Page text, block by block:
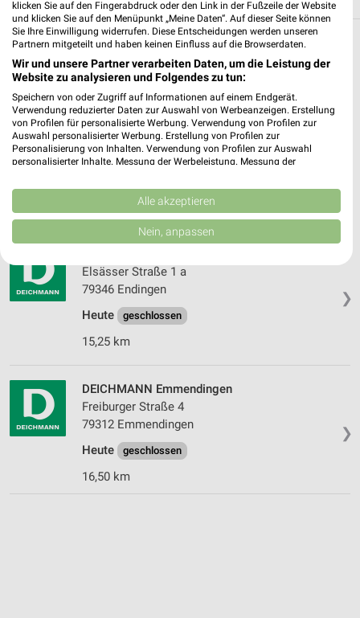
Filialen in der Umgebung
3 Filialen
DEICHMANN Lahr
Im Götzmann 8
77933 Lahr
❯
Elsässer Straße 1 a
79346 Endingen
Heute
geschlossen
15,25 km
❯
DEICHMANN Emmendingen
Freiburger Straße 4
79312 Emmendingen
Heute
geschlossen
16,50 km
klicken Sie auf den Fingerabdruck oder den Link in der Fußzeile der Website
und klicken Sie auf den Menüpunkt „Meine Daten“. Auf dieser Seite können
Sie Ihre Einwilligung widerrufen. Diese Entscheidungen werden unseren
Partnern mitgeteilt und haben keinen Einfluss auf die Browserdaten.
Wir und unsere Partner verarbeiten Daten, um die Leistung der
Website zu analysieren und Folgendes zu tun:
Speichern von oder Zugriff auf Informationen auf einem Endgerät.
Verwendung reduzierter Daten zur Auswahl von Werbeanzeigen. Erstellung
von Profilen für personalisierte Werbung. Verwendung von Profilen zur
Auswahl personalisierter Werbung. Erstellung von Profilen zur
Personalisierung von Inhalten. Verwendung von Profilen zur Auswahl
personalisierter Inhalte. Messung der Werbeleistung. Messung der
Kombinationen von Daten aus verschiedenen Quellen. Entwicklung und
Verbesserung der Angebote. Verwendung reduzierter Daten zur Auswahl
von Inhalten.
Daten können außerhalb der Europäischen Union weitergegeben und in die
Website/App.
Partnerliste anzeigen (1 IAB-Anbieter)
Wir nutzen Ihre Daten für folgende Zwecke:
Verwendung reduzierter Daten zur Auswahl von
Werbeanzeigen
Erstellung von Profilen für personalisierte
Alle akzeptieren
Nein, anpassen